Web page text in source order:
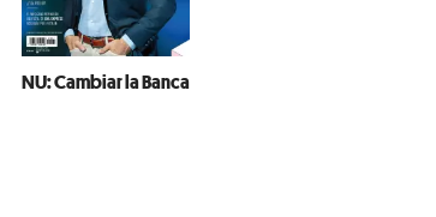
NU: Cambiar la Banca